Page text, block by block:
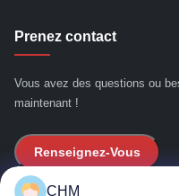
Prenez contact
Vous avez des questions ou
maintenant !
Renseignez-Vous
CHM